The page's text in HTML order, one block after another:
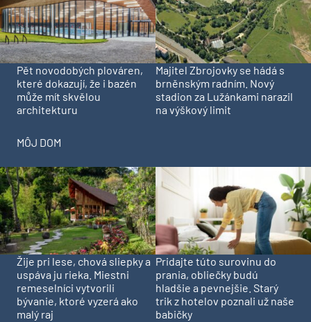
Pět novodobých plováren,
které dokazují, že i bazén
může mít skvělou
architekturu
Majitel Zbrojovky se hádá s
brněnským radním. Nový
stadion za Lužánkami narazil
na výškový limit
MÔJ DOM
Žije pri lese, chová sliepky a
uspáva ju rieka. Miestni
remeselníci vytvorili
bývanie, ktoré vyzerá ako
malý raj
Pridajte túto surovinu do
prania, obliečky budú
hladšie a pevnejšie. Starý
trik z hotelov poznali už naše
babičky